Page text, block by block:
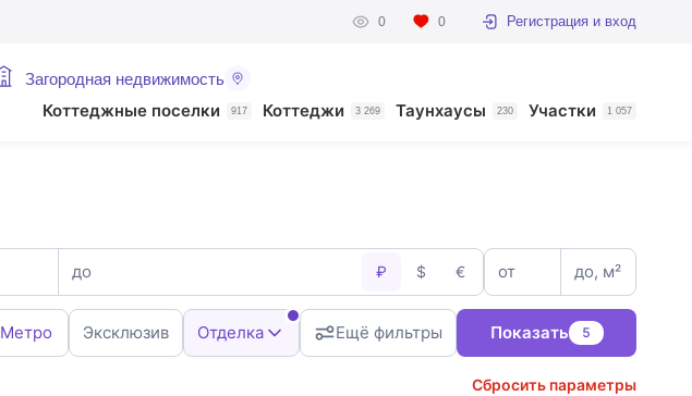
0 0 Регистрация и вход
Загородная недвижимость
Коттеджные поселки 917 Коттеджи 3 269 Таунхаусы 230 Участки 1 057
до ₽ $ € от до, м²
Метро Эксклюзив Отделка Ещё фильтры Показать 5
Сбросить параметры